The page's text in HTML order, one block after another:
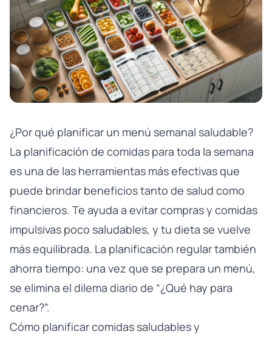
¿Por qué planificar un menú semanal saludable?
La planificación de comidas para toda la semana
es una de las herramientas más efectivas que
puede brindar beneficios tanto de salud como
financieros. Te ayuda a evitar compras y comidas
impulsivas poco saludables, y tu dieta se vuelve
más equilibrada. La planificación regular también
ahorra tiempo: una vez que se prepara un menú,
se elimina el dilema diario de “¿Qué hay para
cenar?”.
Cómo planificar comidas saludables y